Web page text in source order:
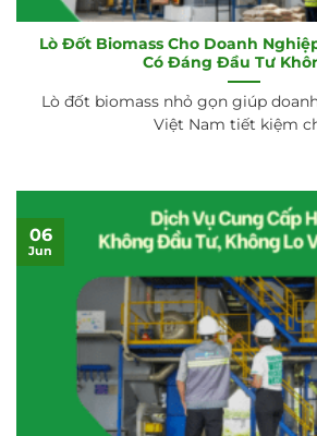
Lò Đốt Biomass Cho Doanh
Có Đáng Đầu Tư
Lò đốt biomass nhỏ gọn giúp
Việt Nam tiết kiệm
06
Jun